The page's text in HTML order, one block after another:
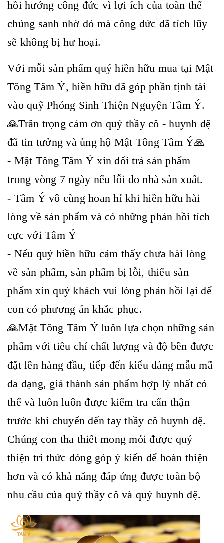
hồi hướng công đức vì lợi ích của toàn thể
chúng sanh nhờ đó mà công đức đã tích lũy
sẽ không bị hư hoại.
Với mỗi sản phẩm quý hiền hữu mua tại Mật
Tông Tâm Ý, hiền hữu đã góp phần tịnh tài
vào quỹ Phóng Sinh Thiện Nguyện Tâm Ý.
🙏Trân trọng cảm ơn quý thầy cô - huynh đệ
đã tin tưởng và ủng hộ Mật Tông Tâm Ý🙏
- Mật Tông Tâm Ý xin đổi trả sản phẩm
trong vòng 7 ngày nếu lỗi do nhà sản xuất.
- Tâm Ý vô cùng hoan hỉ khi hiền hữu hài
lòng về sản phẩm và có những phản hồi tích
cực với Tâm Ý
- Nếu quý hiền hữu cảm thấy chưa hài lòng
về sản phẩm, sản phẩm bị lỗi, thiếu sản
phẩm xin quý khách vui lòng phản hồi lại để
con có phương án khắc phục.
🙏Mật Tông Tâm Ý luôn lựa chọn những sản
phẩm với tiêu chí chất lượng và độ bền được
đặt lên hàng đầu, tiếp đến kiểu dáng mẫu mã
đa dạng, giá thành sản phẩm hợp lý nhất có
thể và luôn luôn được kiểm tra cẩn thận
trước khi chuyển đến tay thầy cô huynh đệ.
Chúng con tha thiết mong mỏi được quý
thiện tri thức đóng góp ý kiến để hoàn thiện
hơn và có khả năng đáp ứng được toàn bộ
nhu cầu của quý thầy cô và quý huynh đệ.